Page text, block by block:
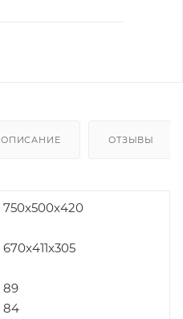
ОПИСАНИЕ ОТЗЫВЫ
750x500x420
670x411x305
89
84